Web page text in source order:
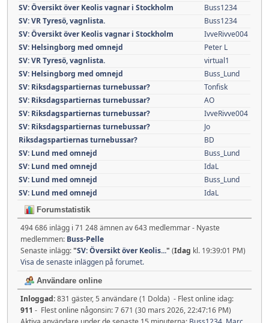
SV: Översikt över Keolis vagnar i Stockholm
Buss1234
SV: VR Tyresö, vagnlista.
Buss1234
SV: Översikt över Keolis vagnar i Stockholm
IvveRivve004
SV: Helsingborg med omnejd
Peter L
SV: VR Tyresö, vagnlista.
virtual1
SV: Helsingborg med omnejd
Buss_Lund
SV: Riksdagspartiernas turnebussar?
Tonfisk
SV: Riksdagspartiernas turnebussar?
AO
SV: Riksdagspartiernas turnebussar?
IvveRivve004
SV: Riksdagspartiernas turnebussar?
Jo
Riksdagspartiernas turnebussar?
BD
SV: Lund med omnejd
Buss_Lund
SV: Lund med omnejd
IdaL
SV: Lund med omnejd
Buss_Lund
SV: Lund med omnejd
IdaL
Forumstatistik
494 686 inlägg i 71 248 ämnen av 643 medlemmar - Nyaste
medlemmen: Buss-Pelle
Senaste inlägg:"SV: Översikt över Keolis..." (Idag kl. 19:39:01 PM)
Visa de senaste inläggen på forumet.
Användare online
Inloggad:831 gäster, 5 användare (1 Dolda) - Flest online idag:
911 - Flest online någonsin: 7 671 (30 mars 2026, 22:47:16 PM)